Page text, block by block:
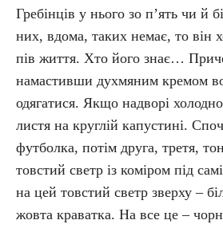
Гребінців у нього зо п’ять чи й
них, вдома, таких немає, то він
пів життя. Хто його знає…
намастивши духмяним кремом
одягатися. Якщо надворі
листя на круглій капустині.
футболка, потім друга, третя,
товстий светр із коміром під
на цей товстий светр зверху –
жовта краватка. На все це –